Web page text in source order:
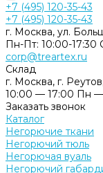
+7 (495) 120-35-43
+7 (495) 120-35-43
г. Москва, ул.
Пн-Пт: 10:00-17:30
corp@treartex.ru
Склад
г. Москва, г.
10:00 — 17:00 Пн
Заказать звонок
Каталог
Негорючие ткани
Негорючий тюль
Негорючая вуаль
Негорючий